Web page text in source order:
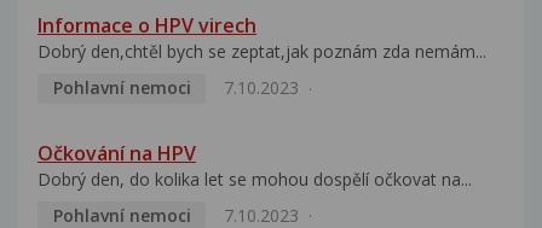
Informace o HPV virech
Dobrý den,chtěl bych se zeptat,jak poznám zda nemám...
Pohlavní nemoci
7.10.2023
Očkování na HPV
Dobrý den, do kolika let se mohou dospělí očkovat na...
Pohlavní nemoci
7.10.2023